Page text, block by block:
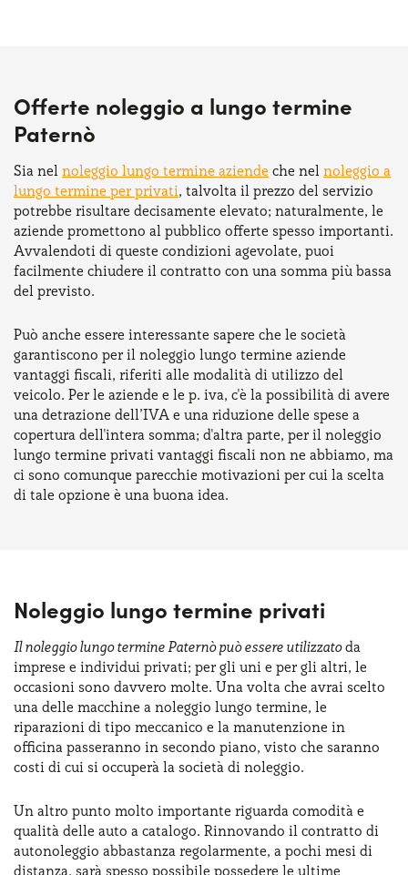
Offerte noleggio a lungo termine
Paternò
Sia nel noleggio lungo termine aziende che nel noleggio a
lungo termine per privati, talvolta il prezzo del servizio
potrebbe risultare decisamente elevato; naturalmente, le
aziende promettono al pubblico offerte spesso importanti.
Avvalendoti di queste condizioni agevolate, puoi
facilmente chiudere il contratto con una somma più bassa
del previsto.
Può anche essere interessante sapere che le società
garantiscono per il noleggio lungo termine aziende
vantaggi fiscali, riferiti alle modalità di utilizzo del
veicolo. Per le aziende e le p. iva, c'è la possibilità di avere
una detrazione dell’IVA e una riduzione delle spese a
copertura dell'intera somma; d'altra parte, per il noleggio
lungo termine privati vantaggi fiscali non ne abbiamo, ma
ci sono comunque parecchie motivazioni per cui la scelta
di tale opzione è una buona idea.
Noleggio lungo termine privati
Il noleggio lungo termine Paternò può essere utilizzatoda
imprese e individui privati; per gli uni e per gli altri, le
occasioni sono davvero molte. Una volta che avrai scelto
una delle macchine a noleggio lungo termine, le
riparazioni di tipo meccanico e la manutenzione in
officina passeranno in secondo piano, visto che saranno
costi di cui si occuperà la società di noleggio.
Un altro punto molto importante riguarda comodità e
qualità delle auto a catalogo. Rinnovando il contratto di
autonoleggio abbastanza regolarmente, a pochi mesi di
distanza, sarà spesso possibile possedere le ultime